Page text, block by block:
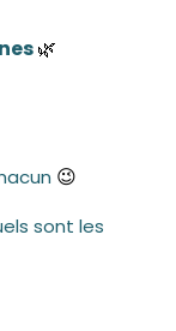
🌿
😉
sont les